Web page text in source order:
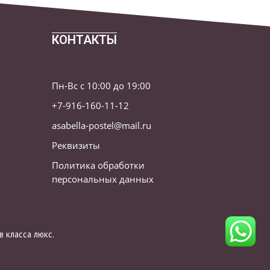
КОНТАКТЫ
Пн-Вс с 10:00 до 19:00
+7-916-160-11-12
asabella-postel@mail.ru
Реквизиты
Политика обработки
персональных данных
люкс.